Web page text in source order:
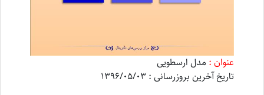
عنوان : مدل ارسطویی
تاریخ آخرین بروزرسانی : 1396/05/03